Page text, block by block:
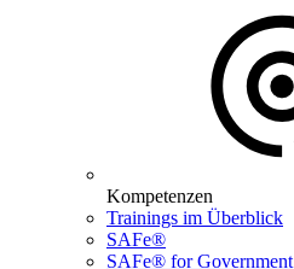
Kompetenzen
Trainings im Überblick
SAFe®
SAFe® for Government